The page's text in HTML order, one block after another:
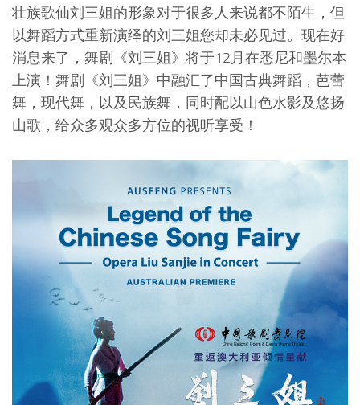
壮族歌仙刘三姐的形象对于很多人来说都不陌生，但
以舞蹈方式重新演绎的刘三姐您却未必见过。现在好
消息来了，舞剧《刘三姐》将于12月在悉尼和墨尔本
上演！舞剧《刘三姐》中融汇了中国古典舞蹈，芭蕾
舞，现代舞，以及民族舞，同时配以山色水影及悠扬
山歌，给众多观众多方位的视听享受！